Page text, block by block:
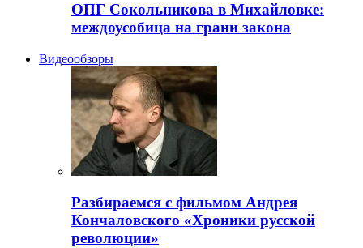
ОПГ Сокольникова в Михайловке:
междоусобица на грани закона
Видеообзоры
Разбираемся с фильмом Андрея
Кончаловского «Хроники русской
революции»